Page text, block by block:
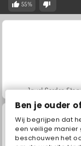
Ben je ouder
Wij begrijpen dat
een veilige manier
beschouwen het
55%
Jewel Garden